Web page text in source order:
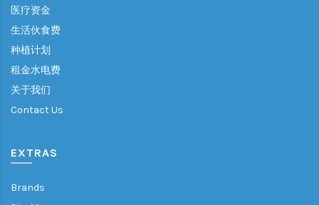
医疗资金
生活伙食费
种植计划
租金水电费
关于我们
Contact Us
EXTRAS
Brands